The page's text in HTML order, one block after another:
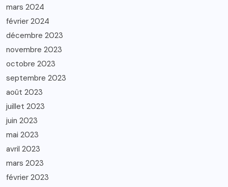
mars 2024
février 2024
décembre 2023
novembre 2023
octobre 2023
septembre 2023
août 2023
juillet 2023
juin 2023
mai 2023
avril 2023
mars 2023
février 2023